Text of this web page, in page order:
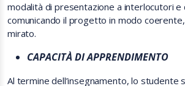
modalità di presentazione a interlocutori
comunicando il progetto in modo
mirato.
CAPACITÀ DI APPRENDIMENTO
Al termine dell’insegnamento, lo studente